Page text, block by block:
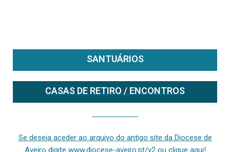
SANTUÁRIOS
CASAS DE RETIRO / ENCONTROS
Se deseja aceder ao arquivo do antigo site da Diocese de
Aveiro digite www.diocese-aveiro.pt/v2 ou clique aqui!